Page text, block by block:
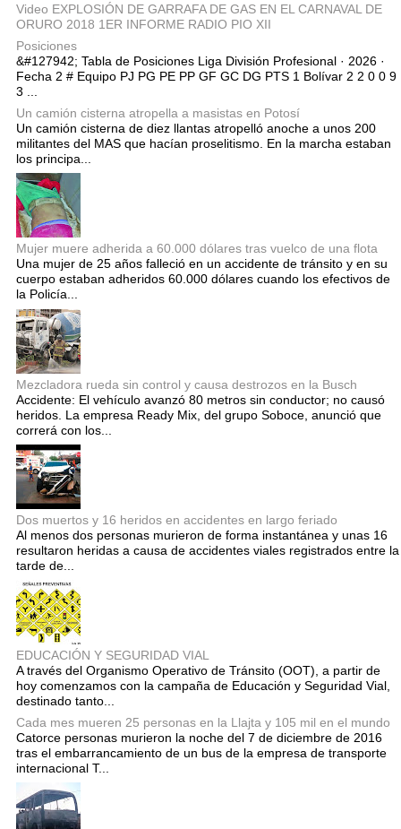
Video EXPLOSIÓN DE GARRAFA DE GAS EN EL CARNAVAL DE
ORURO 2018 1ER INFORME RADIO PIO XII
Posiciones
&#127942; Tabla de Posiciones Liga División Profesional · 2026 ·
Fecha 2 # Equipo PJ PG PE PP GF GC DG PTS 1 Bolívar 2 2 0 0 9
3 ...
Un camión cisterna atropella a masistas en Potosí
Un camión cisterna de diez llantas atropelló anoche a unos 200
militantes del MAS que hacían proselitismo. En la marcha estaban
los principa...
Mujer muere adherida a 60.000 dólares tras vuelco de una flota
Una mujer de 25 años falleció en un accidente de tránsito y en su
cuerpo estaban adheridos 60.000 dólares cuando los efectivos de
la Policía...
Mezcladora rueda sin control y causa destrozos en la Busch
Accidente: El vehículo avanzó 80 metros sin conductor; no causó
heridos. La empresa Ready Mix, del grupo Soboce, anunció que
correrá con los...
Dos muertos y 16 heridos en accidentes en largo feriado
Al menos dos personas murieron de forma instantánea y unas 16
resultaron heridas a causa de accidentes viales registrados entre la
tarde de...
EDUCACIÓN Y SEGURIDAD VIAL
A través del Organismo Operativo de Tránsito (OOT), a partir de
hoy comenzamos con la campaña de Educación y Seguridad Vial,
destinado tanto...
Cada mes mueren 25 personas en la Llajta y 105 mil en el mundo
Catorce personas murieron la noche del 7 de diciembre de 2016
tras el embarrancamiento de un bus de la empresa de transporte
internacional T...